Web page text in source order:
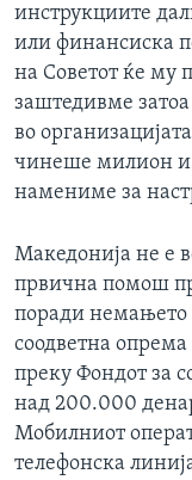
инструкциите
или финансиска
на Советот ќе му
заштедивме
во
чинеше милион и
намениме за
Македонија не е
првична помош
поради немањето
соодветна
преку Фондот за
над 200.000
Мобилниот
телефонска